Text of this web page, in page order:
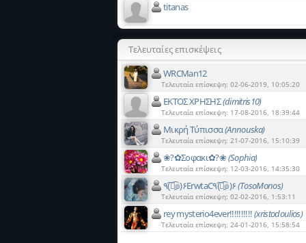
titanas
Τελευταίες επισκέψεις
WRCMan12
Τελευταία επίσκεψη: 02-06-2019, 10:05:20
ΕΚΤΟΣ ΧΡΗΣΗΣ(dimitris10)
Τελευταία επίσκεψη: 17-08-2016, 18:39:44
Μικρή Τύπισσα(Annouska)
Τελευταία επίσκεψη: 21-07-2016, 15:10:39
❀?✿Σοφακι✿?❀(Sophia)
Τελευταία επίσκεψη: 12-03-2016, 14:35:30
٩(͡๏̯͡๏)۶ErwtaC٩(͡๏̯͡๏)۶(TosoMonos)
Τελευταία επίσκεψη: 02-02-2016, 1:53:11
rey mysterio4ever!!!!!!!!!!(xristodoulios)
Τελευταία επίσκεψη: 24-01-2016, 15:58:54